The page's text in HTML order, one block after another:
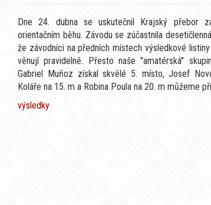
Dne 24. dubna se uskutečnil Krajský přebor
orientačním běhu. Závodu se zúčastnila
že závodníci na předních místech výsledkové
věnují pravidelně. Přesto naše "amatérská"
Gabriel Muňoz získal skvělé 5. místo, Josef
Koláře na 15. m a Robina Poula na 20. m můžeme
výsledky